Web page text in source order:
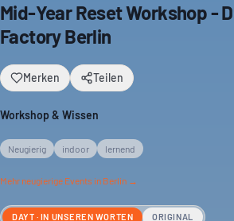
Mid-Year Reset Workshop -
Factory Berlin
Merken Teilen
Workshop & Wissen
Neugierig indoor lernend
Mehr neugierige Events in Berlin →
DAYT · IN UNSEREN WORTEN ORIGINAL